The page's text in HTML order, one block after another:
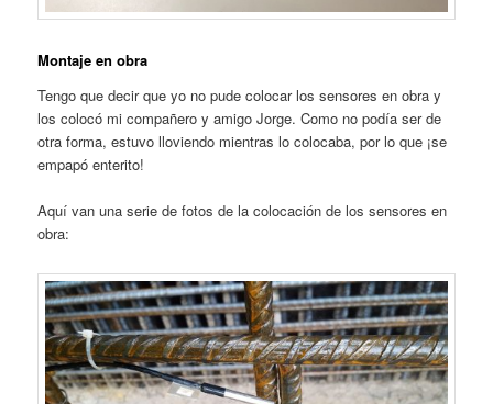
Montaje en obra
Tengo que decir que yo no pude colocar los sensores en obra y
los colocó mi compañero y amigo Jorge. Como no podía ser de
otra forma, estuvo lloviendo mientras lo colocaba, por lo que ¡se
empapó enterito!
Aquí van una serie de fotos de la colocación de los sensores en
obra: